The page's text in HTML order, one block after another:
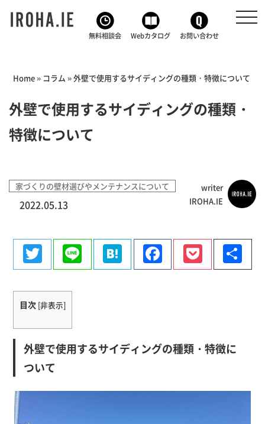
無料相談会 Webカタログ お問い合わせ
Home» コラム »外壁で使用するサイディングの種類・特徴について
外壁で使用するサイディングの種類・
特徴について
家づくりの壁材選びやメンテナンスについて
2022.05.13
writer
IROHA.IE
TwitterLine HatenaFacebook
Pocket
有
目次 [非表示]
外壁で使用するサイディングの種類・特徴に
ついて